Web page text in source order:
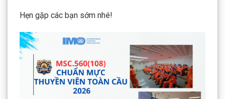
Hẹn gặp các bạn sớm nhé!